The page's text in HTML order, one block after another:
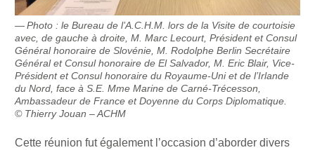
Photo : le Bureau de l’A.C.H.M. lors de la Visite de courtoisie
avec, de gauche à droite, M. Marc Lecourt, Président et Consul
Général honoraire de Slovénie, M. Rodolphe Berlin Secrétaire
Général et Consul honoraire de El Salvador, M. Eric Blair, Vice-
Président et Consul honoraire du Royaume-Uni et de l’Irlande
du Nord, face à S.E. Mme Marine de Carné-Trécesson,
Ambassadeur de France et Doyenne du Corps Diplomatique.
© Thierry Jouan – ACHM
Cette réunion fut également l’occasion d’aborder divers